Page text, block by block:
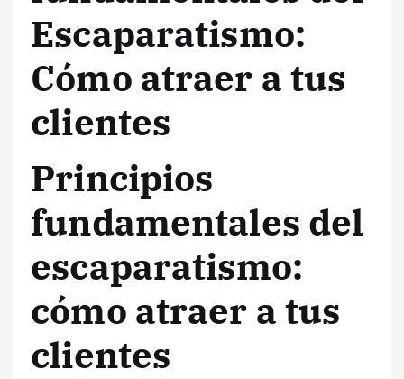
Escaparatismo:
Cómo atraer a tus
clientes
Principios
fundamentales del
escaparatismo:
cómo atraer a tus
clientes